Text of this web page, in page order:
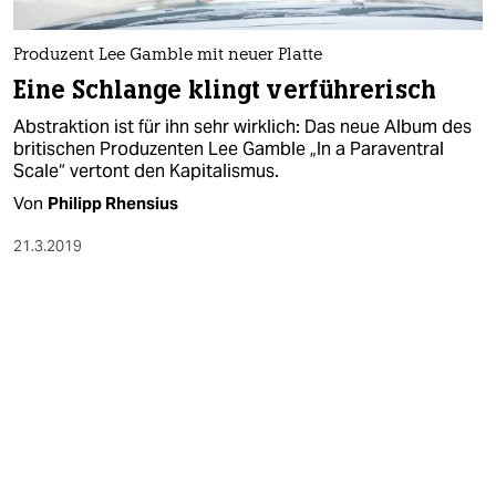
nord
wahrheit
verlag
verlag
veranstaltungen
Produzent Lee Gamble mit neuer Platte
Eine Schlange klingt verführerisch
Abstraktion ist für ihn sehr wirklich: Das neue Album des
britischen Produzenten Lee Gamble „In a Paraventral
Scale“ vertont den Kapitalismus.
Von Philipp Rhensius
21.3.2019